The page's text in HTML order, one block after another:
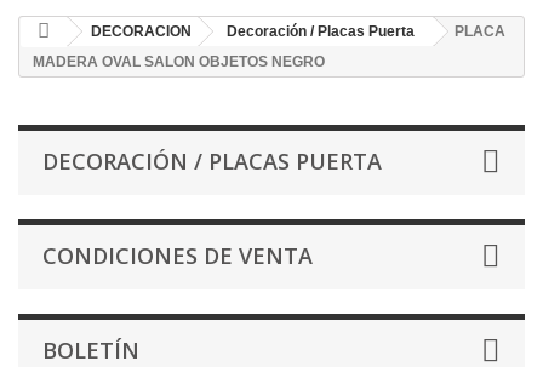
DECORACION Decoración / Placas Puerta
PLACA
MADERA OVAL SALON OBJETOS NEGRO
DECORACIÓN / PLACAS PUERTA
CONDICIONES DE VENTA
BOLETÍN